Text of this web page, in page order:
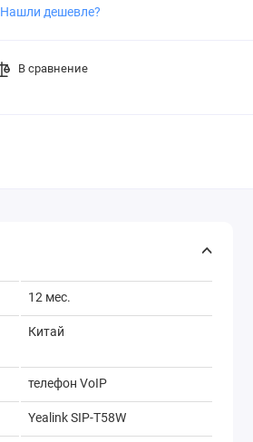
Нашли дешевле?
В сравнение
12 мес.
Китай
телефон VoIP
Yealink SIP-T58W